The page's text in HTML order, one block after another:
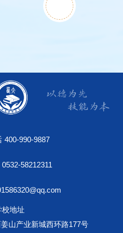
400-990-9887
0532-58212311
校地址
山产业新城西环路177号